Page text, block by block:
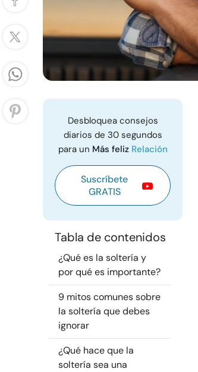
Desbloquea consejos
diarios de 30 segundos
para un Más feliz Relación
Suscríbete
GRATIS
Tabla de contenidos
¿Qué es la soltería y
por qué es importante?
9 mitos comunes sobre
la soltería que debes
ignorar
¿Qué hace que la
soltería sea una